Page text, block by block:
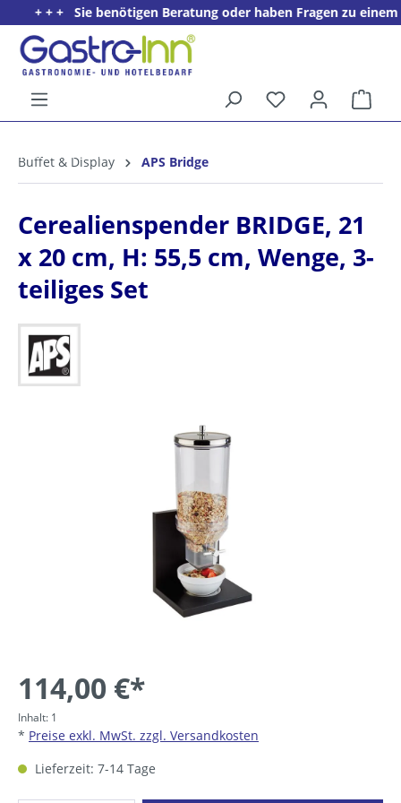
springen
+ + + Sie benötigen Beratung oder haben Fragen zu
Willkommens­rabatt**
für neue Kunden
Buffet & Display APS Bridge
Cerealienspender BRIDGE, 21
x 20 cm, H: 55,5 cm, Wenge, 3-
teiliges Set
Bildergalerie überspringen
114,00 €*
Inhalt: 1
* Preise exkl. MwSt. zzgl. Versandkosten
Lieferzeit: 7-14 Tage